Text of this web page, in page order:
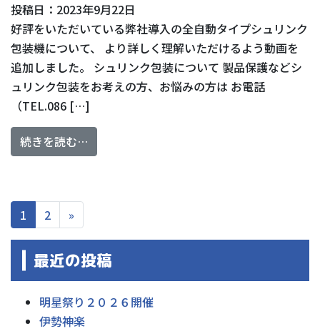
投稿日：2023年9月22日
好評をいただいている弊社導入の全自動タイプシュリンク
包装機について、 より詳しく理解いただけるよう動画を
追加しました。 シュリンク包装について 製品保護などシ
ュリンク包装をお考えの方、お悩みの方は お電話
（TEL.086 […]
続きを読む…
1 2 »
最近の投稿
明星祭り２０２６開催
伊勢神楽